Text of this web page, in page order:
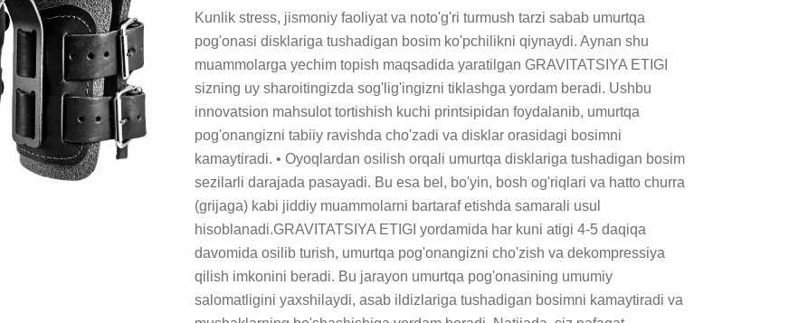
Kunlik stress, jismoniy faoliyat va noto'g'ri turmush tarzi sabab umurtqa
pog'onasi disklariga tushadigan bosim ko'pchilikni qiynaydi. Aynan shu
muammolarga yechim topish maqsadida yaratilgan GRAVITATSIYA ETIGI
sizning uy sharoitingizda sog'lig'ingizni tiklashga yordam beradi. Ushbu
innovatsion mahsulot tortishish kuchi printsipidan foydalanib, umurtqa
pog'onangizni tabiiy ravishda cho'zadi va disklar orasidagi bosimni
kamaytiradi. • Oyoqlardan osilish orqali umurtqa disklariga tushadigan bosim
sezilarli darajada pasayadi. Bu esa bel, bo'yin, bosh og'riqlari va hatto churra
(grijaga) kabi jiddiy muammolarni bartaraf etishda samarali usul
hisoblanadi.GRAVITATSIYA ETIGI yordamida har kuni atigi 4-5 daqiqa
davomida osilib turish, umurtqa pog'onangizni cho'zish va dekompressiya
qilish imkonini beradi. Bu jarayon umurtqa pog'onasining umumiy
salomatligini yaxshilaydi, asab ildizlariga tushadigan bosimni kamaytiradi va